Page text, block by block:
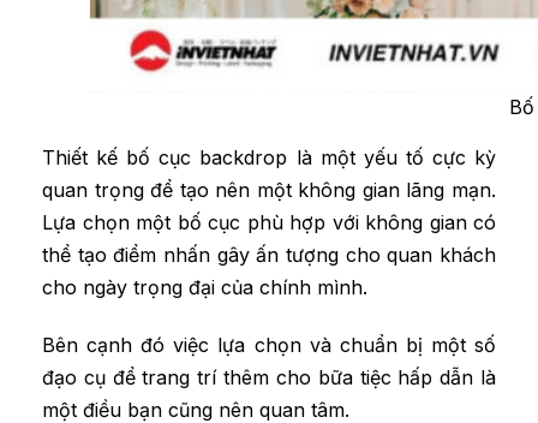
Thiết kế bố cục backdrop là một yếu tố cực kỳ
quan trọng để tạo nên một không gian lãng mạn.
Lựa chọn một bố cục phù hợp với không gian có
thể tạo điểm nhấn gây ấn tượng cho quan khách
cho ngày trọng đại của chính mình.
Bên cạnh đó việc lựa chọn và chuẩn bị một số
đạo cụ để trang trí thêm cho bữa tiệc hấp dẫn là
một điều bạn cũng nên quan tâm.